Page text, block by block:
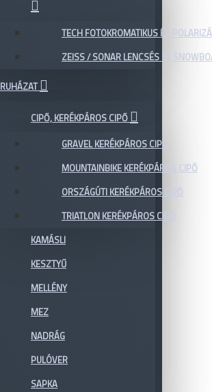
TECH FOTOKROMATIKUS ÉS
ZEISS / SONAR LENCSÉS SÍ,
RUHÁZAT
CIPŐ, KERÉKPÁROS CIPŐ
GRAVEL KERÉKPÁROS CIPŐ
MOUNTAINBIKE KERÉKPÁROS CIPŐ
ORSZÁGÚTI KERÉKPÁROS CIPŐ
TRIATLON KERÉKPÁROS CIPŐ
KAMÁSLI
KESZTYŰ
MELLÉNY
MEZ
NADRÁG
PULÓVER
SAPKA